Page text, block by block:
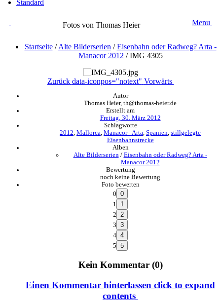
Standard
Fotos von Thomas Heier Menu
Startseite/Alte Bilderserien /Eisenbahn oder Radweg? Arta -
Manacor 2012 /IMG 4305
Zurück data-iconpos="notext" Vorwärts
Autor
Thomas Heier, th@thomas-heier.de
Erstellt am
Freitag, 30. März 2012
Schlagworte
2012 Mallorca Manacor - Arta Spanien stillgelegte
Eisenbahnstrecke
Alben
Alte Bilderserien / Eisenbahn oder Radweg? Arta -
Manacor 2012
Bewertung
noch keine Bewertung
Foto bewerten
0
1
2
3
4
5
Kein Kommentar (0)
Einen Kommentar hinterlassen click to expand
contents